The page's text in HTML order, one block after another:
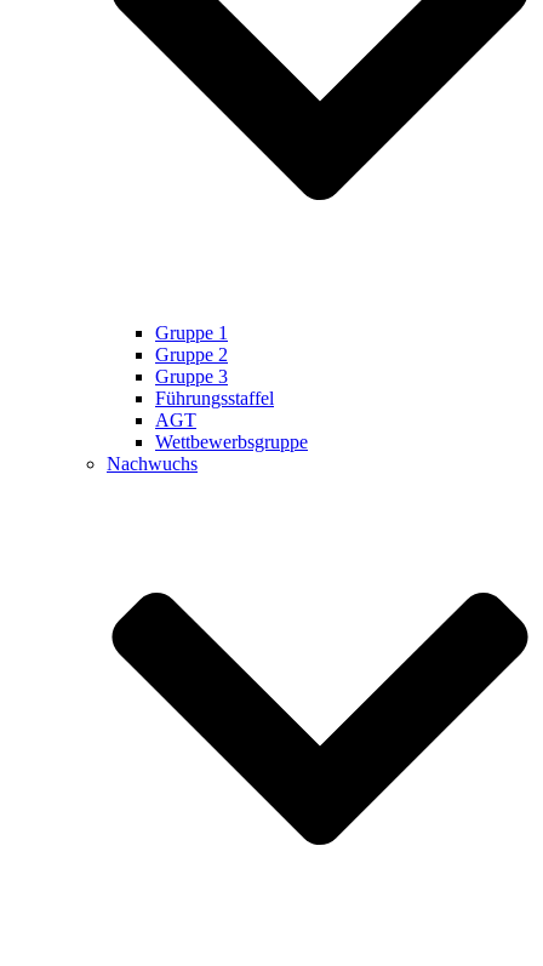
Gruppe 1
Gruppe 2
Gruppe 3
Führungsstaffel
AGT
Wettbewerbsgruppe
Nachwuchs